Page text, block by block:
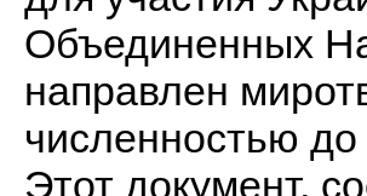
Объединенных
направлен
численностью
Этот документ,